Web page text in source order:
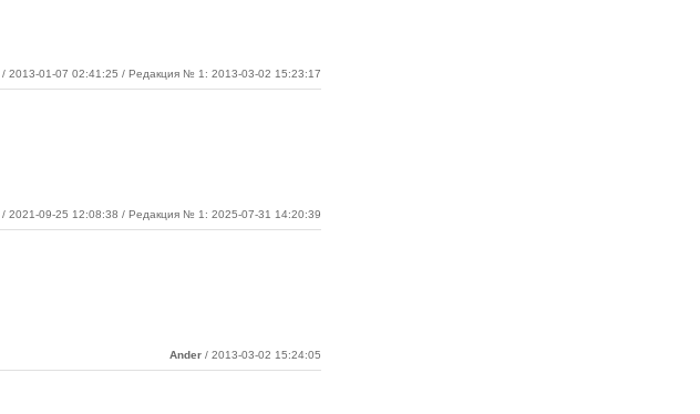
/ 2013-01-07 02:41:25 / Редакция № 1: 2013-03-02 15:23:17
/ 2021-09-25 12:08:38 / Редакция № 1: 2025-07-31 14:20:39
Ander / 2013-03-02 15:24:05